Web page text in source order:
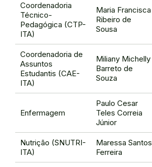
Coordenadoria
Técnico-
Pedagógica (CTP-
ITA)
Maria Francisca
Ribeiro de
Sousa
Coordenadoria de
Assuntos
Estudantis (CAE-
ITA)
Miliany Michelly
Barreto de
Souza
Enfermagem
Paulo Cesar
Teles Correia
Júnior
Nutrição (SNUTRI-
ITA)
Maressa Santos
Ferreira